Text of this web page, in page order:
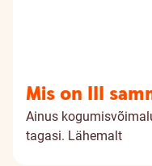
Mis on III
Ainus
tagasi. Lähemalt